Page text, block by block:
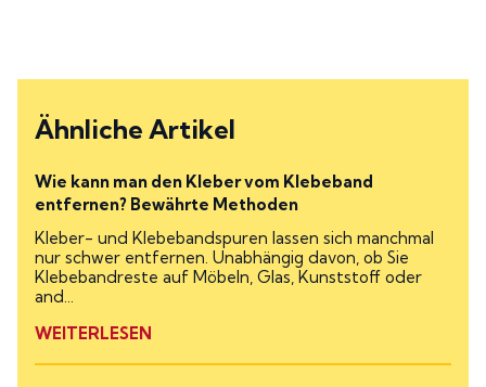
Ähnliche Artikel
Wie kann man den Kleber vom Klebeband
entfernen? Bewährte Methoden
Kleber- und Klebebandspuren lassen sich manchmal
nur schwer entfernen. Unabhängig davon, ob Sie
Klebebandreste auf Möbeln, Glas, Kunststoff oder
and...
WEITERLESEN